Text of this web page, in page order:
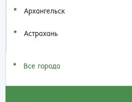
Архангельск
Астрахань
Все города